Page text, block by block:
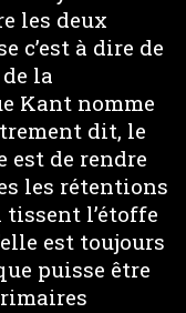
les deux
c’est à dire de
la
Kant nomme
dit, le
est de rendre
les rétentions
l’étoffe
est toujours
puisse être